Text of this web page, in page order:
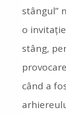
stângul”
o
stâng,
când a